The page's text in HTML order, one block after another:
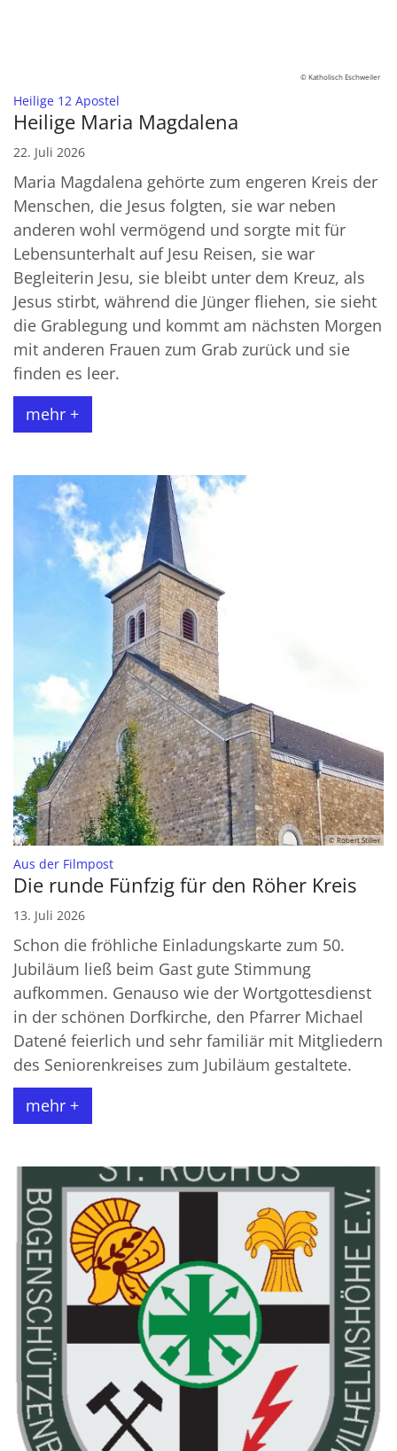
© Katholisch Eschweiler
Heilige 12 Apostel
Heilige Maria Magdalena
22. Juli 2026
Maria Magdalena gehörte zum engeren Kreis der
Menschen, die Jesus folgten, sie war neben
anderen wohl vermögend und sorgte mit für
Lebensunterhalt auf Jesu Reisen, sie war
Begleiterin Jesu, sie bleibt unter dem Kreuz, als
Jesus stirbt, während die Jünger fliehen, sie sieht
die Grablegung und kommt am nächsten Morgen
mit anderen Frauen zum Grab zurück und sie
finden es leer.
mehr +
© Robert Stiller
Aus der Filmpost:
Die runde Fünfzig für den Röher Kreis
13. Juli 2026
Schon die fröhliche Einladungskarte zum 50.
Jubiläum ließ beim Gast gute Stimmung
aufkommen. Genauso wie der Wortgottesdienst
in der schönen Dorfkirche, den Pfarrer Michael
Datené feierlich und sehr familiär mit Mitgliedern
des Seniorenkreises zum Jubiläum gestaltete.
mehr +